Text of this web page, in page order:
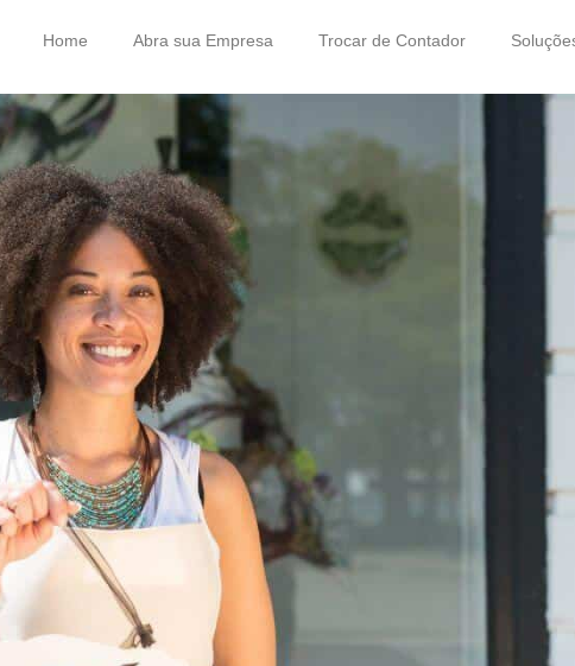
Home Abra sua Empresa Trocar de Contador